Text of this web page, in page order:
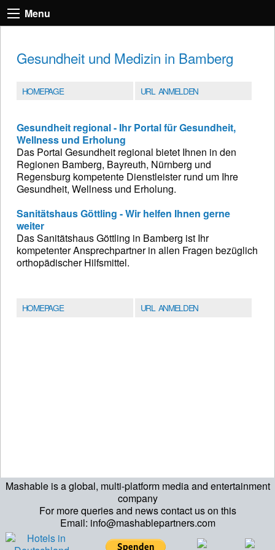
Mashable is a global, multi-platform media and entertainment
company
For more queries and news contact us on this
Email: info@mashablepartners.com
Menu
Gesundheit und Medizin in Bamberg
HOMEPAGE URL ANMELDEN
Gesundheit regional - Ihr Portal für Gesundheit,
Wellness und Erholung
Das Portal Gesundheit regional bietet Ihnen in den
Regionen Bamberg, Bayreuth, Nürnberg und
Regensburg kompetente Dienstleister rund um Ihre
Gesundheit, Wellness und Erholung.
Sanitätshaus Göttling - Wir helfen Ihnen gerne
weiter
Das Sanitätshaus Göttling in Bamberg ist Ihr
kompetenter Ansprechpartner in allen Fragen bezüglich
orthopädischer Hilfsmittel.
HOMEPAGE URL ANMELDEN